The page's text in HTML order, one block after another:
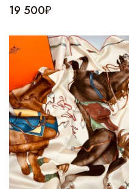
19 500₽